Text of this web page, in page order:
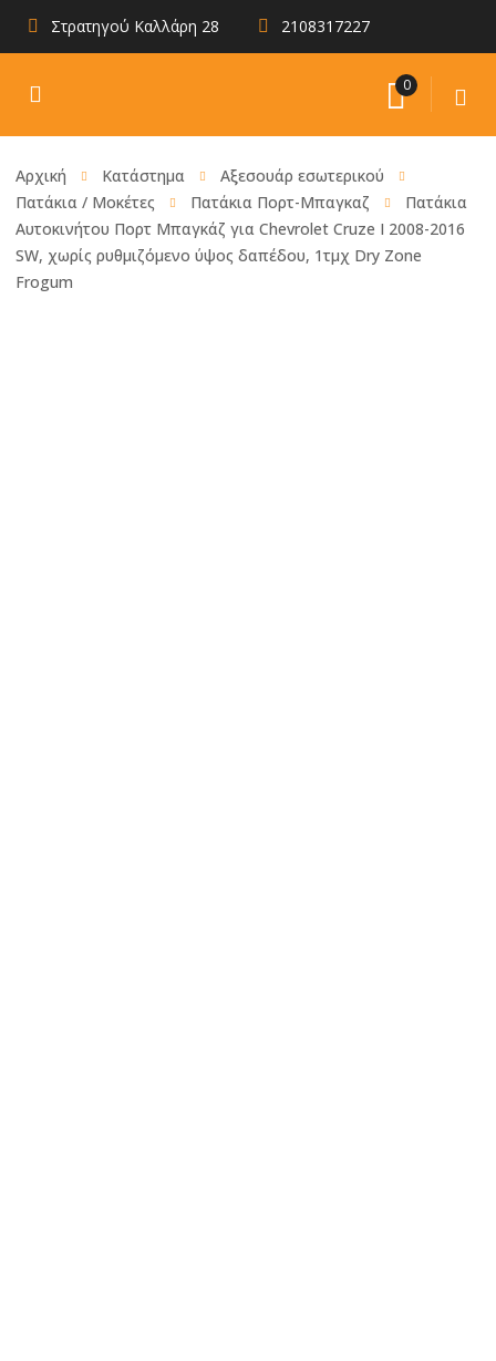
Στρατηγού Καλλάρη 28 2108317227
0
Αρχική Κατάστημα
Αξεσουάρ εσωτερικού
Πατάκια / Μοκέτες
Πατάκια Πορτ-Μπαγκαζ
Πατάκια
Αυτοκινήτου Πορτ Μπαγκάζ για Chevrolet Cruze I 2008-2016
SW, χωρίς ρυθμιζόμενο ύψος δαπέδου, 1τμχ Dry Zone
Frogum